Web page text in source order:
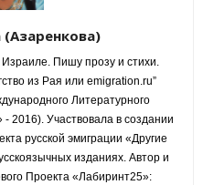
Пишу прозу и стихи.
из Рая или emigration.ru”
Литературного
Участвовала в создании
русской эмиграции «Другие
изданиях. Автор и
Проекта «Лабиринт25»: